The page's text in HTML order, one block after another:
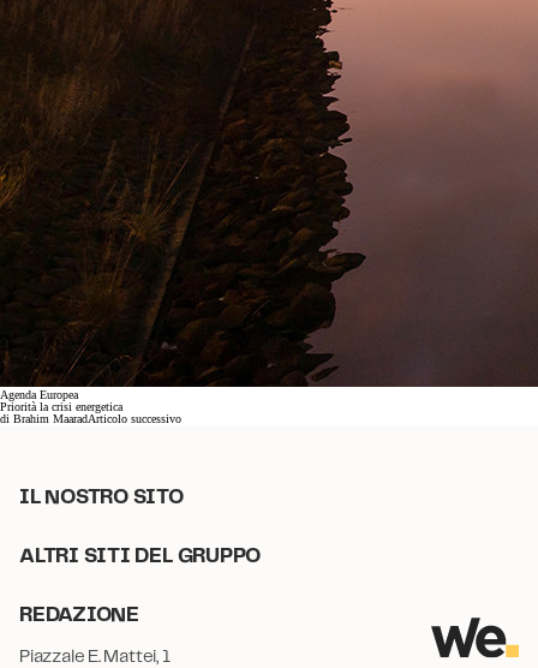
Agenda Europea
Priorità la crisi energetica
di Brahim MaaradArticolo successivo
IL NOSTRO SITO
ALTRI SITI DEL GRUPPO
REDAZIONE
Piazzale E. Mattei, 1